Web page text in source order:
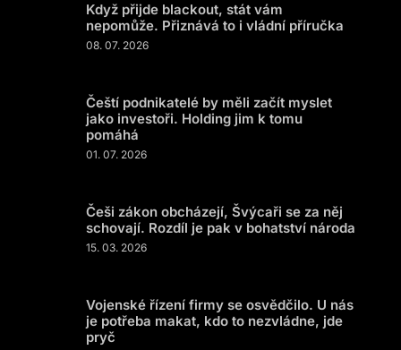
Když přijde blackout, stát vám
nepomůže. Přiznává to i vládní příručka
08. 07. 2026
Čeští podnikatelé by měli začít myslet
jako investoři. Holding jim k tomu
pomáhá
01. 07. 2026
Češi zákon obcházejí, Švýcaři se za něj
schovají. Rozdíl je pak v bohatství národa
15. 03. 2026
Vojenské řízení firmy se osvědčilo. U nás
je potřeba makat, kdo to nezvládne, jde
pryč